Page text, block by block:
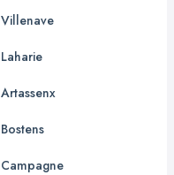
Villenave
Laharie
Artassenx
Bostens
Campagne